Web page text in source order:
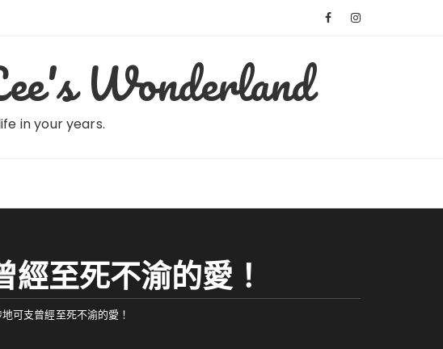
Wonderland
in your years.
經至死不渝的愛！
可支曾經至死不渝的愛！